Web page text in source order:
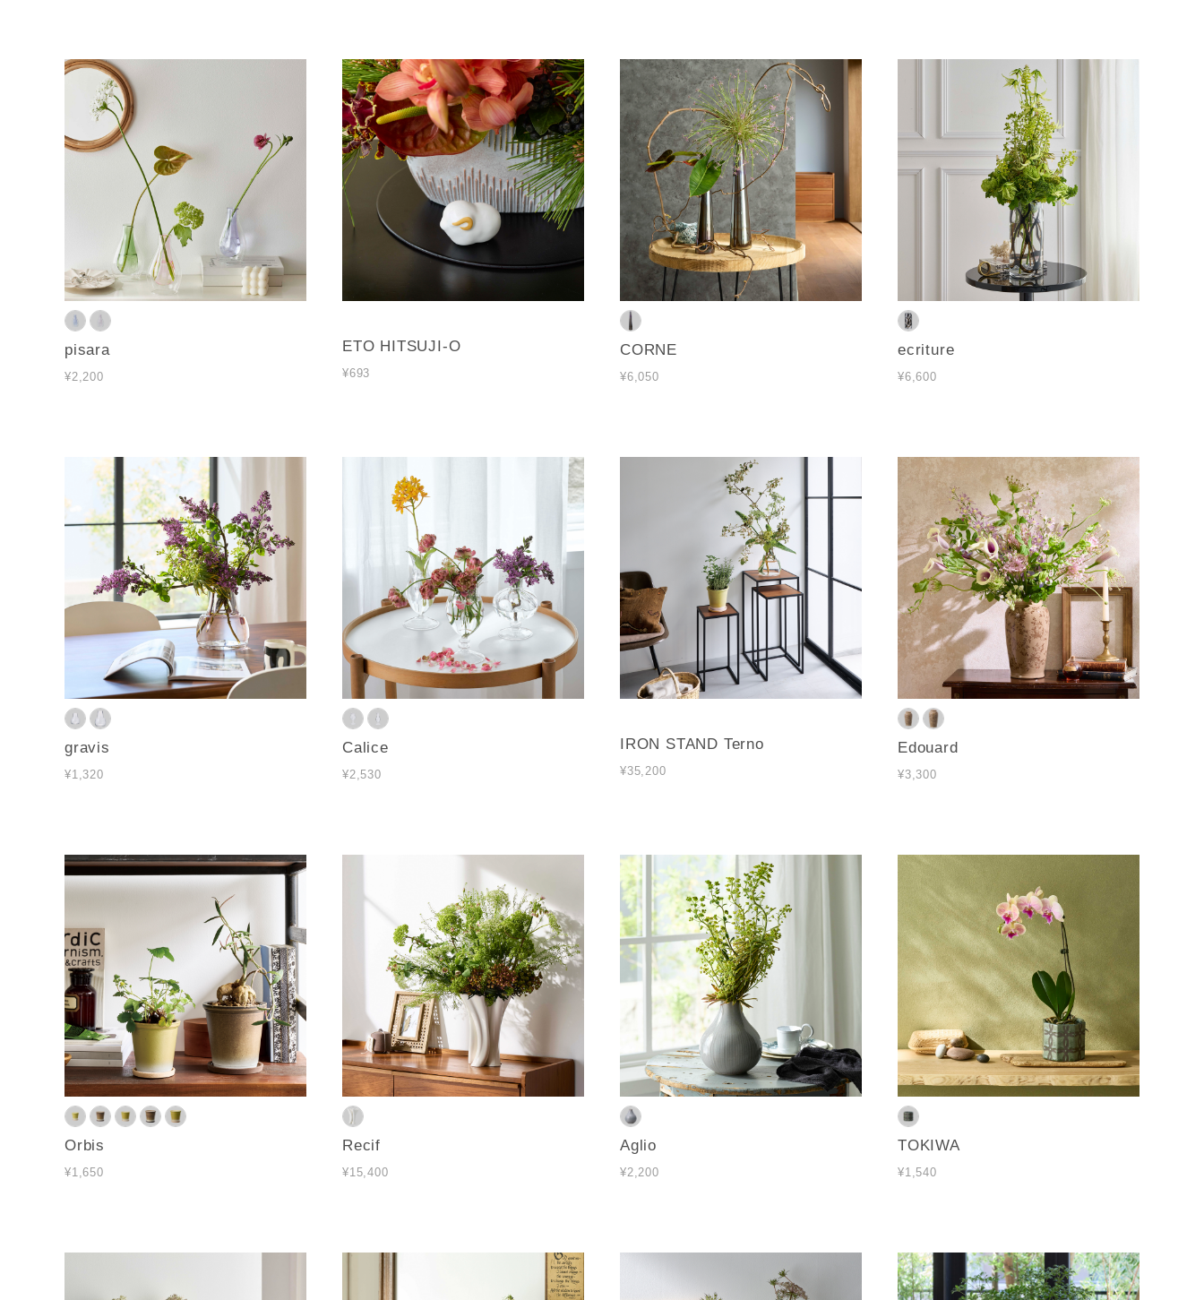
pisara
¥2,200
ETO HITSUJI-O
¥693
CORNE
¥6,050
ecriture
¥6,600
gravis
¥1,320
Calice
¥2,530
IRON STAND Terno
¥35,200
Edouard
¥3,300
Orbis
¥1,650
Recif
¥15,400
Aglio
¥2,200
TOKIWA
¥1,540